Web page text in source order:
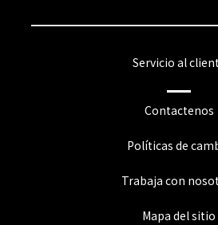
Servicio al
Contactenos
Políticas de
Trabaja con
Mapa del sitio